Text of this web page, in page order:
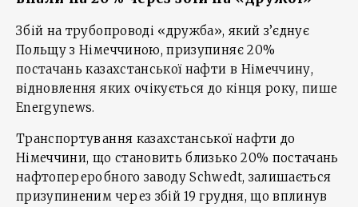
Збій на трубопроводі «дружба», який з’єднує
Польщу з Німеччиною, призупиняє 20%
постачань казахстанської нафти в Німеччину,
відновлення яких очікується до кінця року, пише
Energynews.
Транспортування казахстанської нафти до
Німеччини, що становить близько 20% постачань
нафтопереробного заводу Schwedt, залишається
призупиненим через збій 19 грудня, що вплинув